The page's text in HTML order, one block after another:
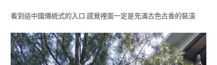
看到這中國傳統式的入口 感覺裡面一定是充滿古色古香的裝潢